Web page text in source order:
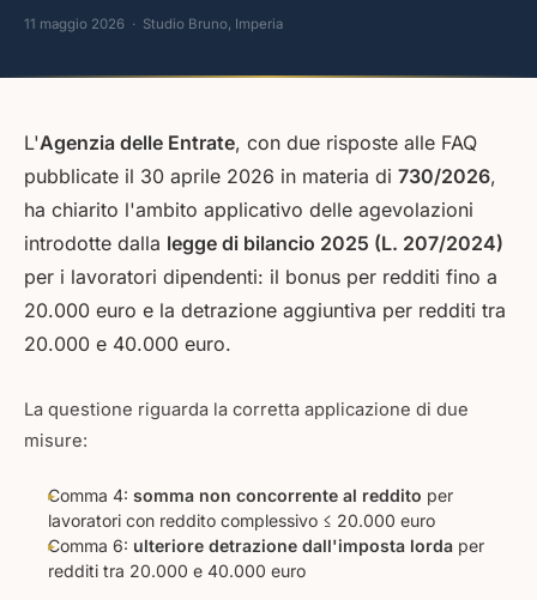
11 maggio 2026 · Studio Bruno, Imperia
L'Agenzia delle Entrate, con due risposte alle FAQ
pubblicate il 30 aprile 2026 in materia di 730/2026,
ha chiarito l'ambito applicativo delle agevolazioni
introdotte dalla legge di bilancio 2025 (L. 207/2024)
per i lavoratori dipendenti: il bonus per redditi fino a
20.000 euro e la detrazione aggiuntiva per redditi tra
20.000 e 40.000 euro.
La questione riguarda la corretta applicazione di due
misure:
Comma 4: somma non concorrente al reddito per
lavoratori con reddito complessivo ≤ 20.000 euro
Comma 6: ulteriore detrazione dall'imposta lorda per
redditi tra 20.000 e 40.000 euro